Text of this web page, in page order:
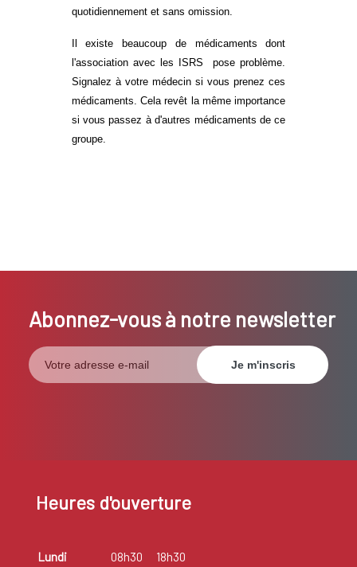
quotidiennement et sans omission.
Il existe beaucoup de médicaments dont
l'association avec les ISRS pose problème.
Signalez à votre médecin si vous prenez ces
médicaments. Cela revêt la même importance
si vous passez à d'autres médicaments de ce
groupe.
Abonnez-vous à notre newsletter
Heures d'ouverture
Lundi 08h30
18h30